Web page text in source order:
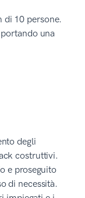
di 10 persone.
una
degli
costruttivi.
e proseguito
di necessità.